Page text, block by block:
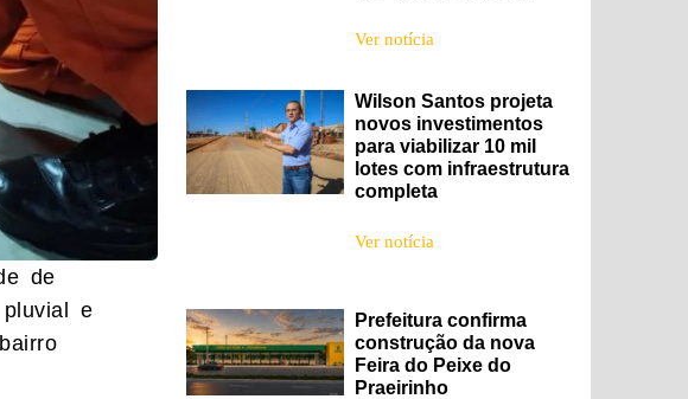
de
e
Ver notícia
Wilson Santos projeta
novos investimentos
para viabilizar 10 mil
lotes com infraestrutura
completa
Ver notícia
Prefeitura confirma
construção da nova
Feira do Peixe do
Praeirinho